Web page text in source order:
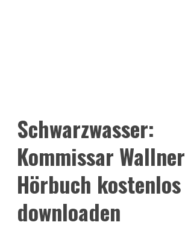
Schwarzwasser:
Kommissar
Hörbuch kostenlos
downloaden